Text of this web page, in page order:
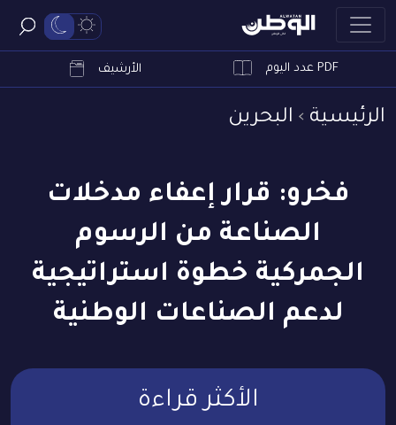
PDF عدد اليوم الأرشيف
الرئيسية البحرين
فخرو: قرار إعفاء مدخلات
الصناعة من الرسوم
الجمركية خطوة استراتيجية
لدعم الصناعات الوطنية
الأكثر قراءة